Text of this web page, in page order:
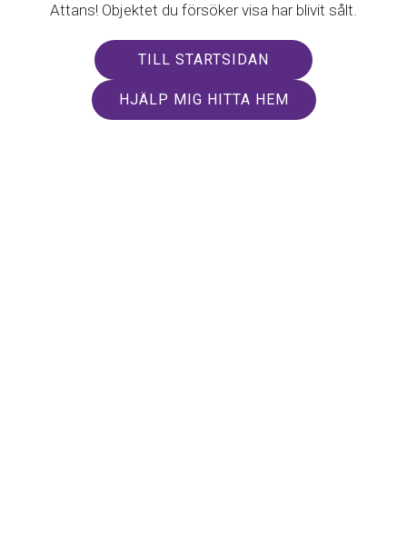
Attans! Objektet du försöker visa har blivit sålt.
TILL STARTSIDAN
HJÄLP MIG HITTA HEM